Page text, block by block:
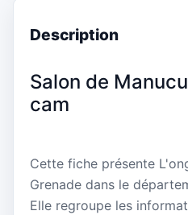
Description
Salon de
cam
Cette fiche présente
Grenade dans le
Elle regroupe les